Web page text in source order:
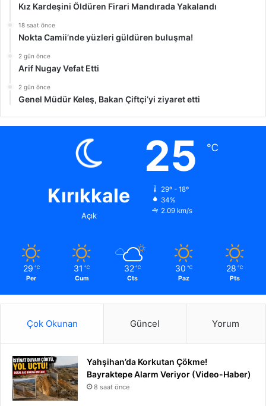
Kız Kardeşini Öldüren Firari Mandırada Yakalandı
18 saat önce
Nokta Camii’nde yüzleri güldüren buluşma!
2 gün önce
Arif Nugay Vefat Etti
2 gün önce
Genel Müdür Keleş, Bakan Çiftçi’yi ziyaret etti
Kırıkkale
Açık
25 ℃
29º - 18º
34%
2.09 km/s
29 ℃
Per
31 ℃
Cum
32 ℃
Cts
30 ℃
Paz
28 ℃
Pts
Çok Okunan Güncel Yorum
Yahşihan’da Korkutan Çökme!
Bayraktepe Alarm Veriyor (Video-Haber)
8 saat önce